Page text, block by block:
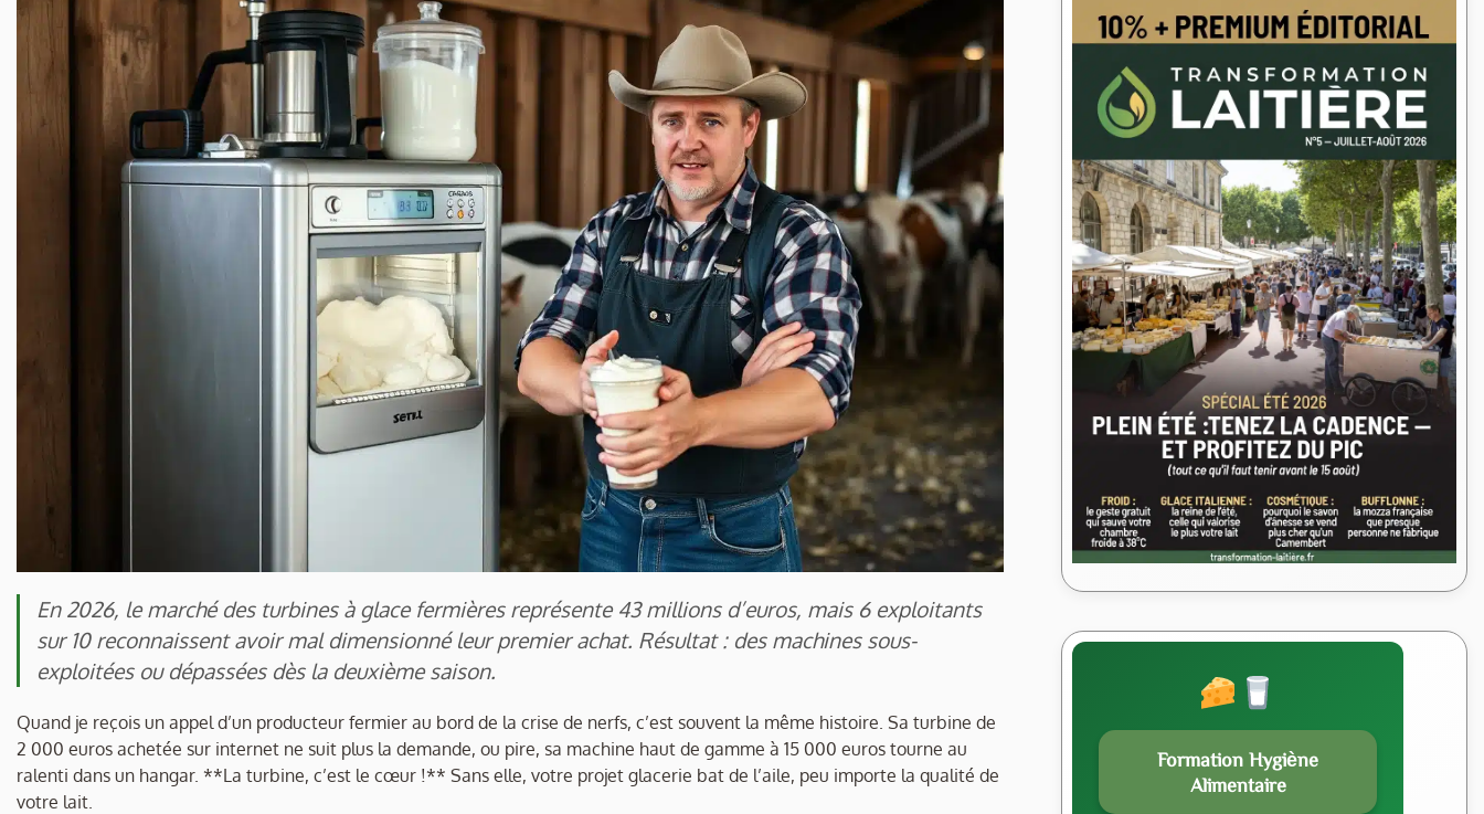
En 2026, le marché des turbines à glace fermières représente 43 millions d’euros, mais 6 exploitants
sur 10 reconnaissent avoir mal dimensionné leur premier achat. Résultat : des machines sous-
exploitées ou dépassées dès la deuxième saison.
Quand je reçois un appel d’un producteur fermier au bord de la crise de nerfs, c’est souvent la même histoire. Sa turbine de
2 000 euros achetée sur internet ne suit plus la demande, ou pire, sa machine haut de gamme à 15 000 euros tourne au
ralenti dans un hangar. **La turbine, c’est le cœur !** Sans elle, votre projet glacerie bat de l’aile, peu importe la qualité de
votre lait.
Formation Hygiène
Alimentaire